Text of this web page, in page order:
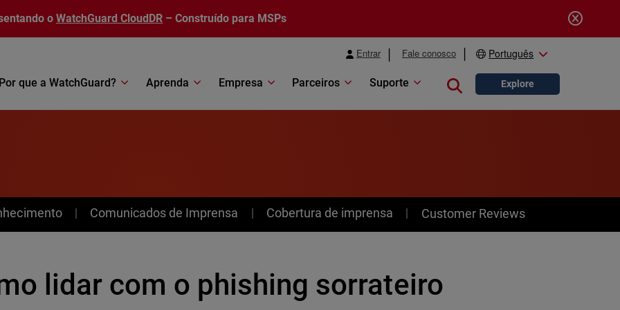
o WatchGuard CloudDR – Construído para MSPs
Entrar Fale conosco Português
Por que a WatchGuard? Aprenda Empresa Parceiros Suporte Close search
Explore
Comunicados de Imprensa Cobertura de imprensa Customer Reviews
lidar com o phishing sorrateiro